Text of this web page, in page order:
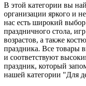
В этой категории вы
организации яркого и
нас есть широкий
праздничного стола,
возрастов, а также
праздника. Все товары
и соответствуют
праздник, который
нашей категории "Для